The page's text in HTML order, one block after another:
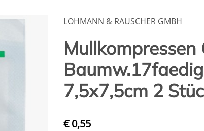
LOHMANN & RAUSCHER GMBH
Mullkompressen
7,5x7,5cm 2
€ 0,55